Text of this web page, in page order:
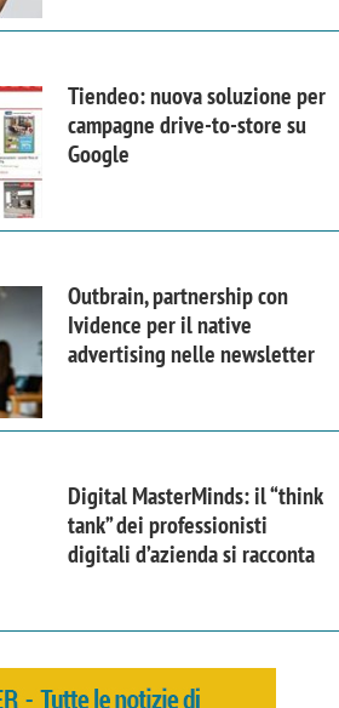
Tiendeo: nuova soluzione per
campagne drive-to-store su
Google
Outbrain, partnership con
Ividence per il native
advertising nelle newsletter
Digital MasterMinds: il “think
tank” dei professionisti
digitali d’azienda si racconta